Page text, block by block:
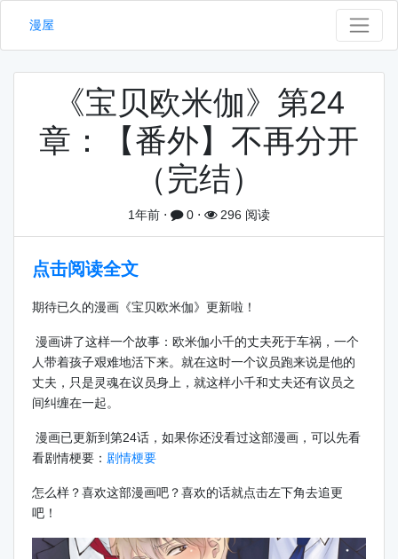
漫屋
《宝贝欧米伽》第24
章：【番外】不再分开
（完结）
1年前 ⋅ 0 ⋅ 296 阅读
点击阅读全文
期待已久的漫画《宝贝欧米伽》更新啦！
漫画讲了这样一个故事：欧米伽小千的丈夫死于车祸，一个
人带着孩子艰难地活下来。就在这时一个议员跑来说是他的
丈夫，只是灵魂在议员身上，就这样小千和丈夫还有议员之
间纠缠在一起。
漫画已更新到第24话，如果你还没看过这部漫画，可以先看
看剧情梗要： 剧情梗要
怎么样？喜欢这部漫画吧？喜欢的话就点击左下角去追更
吧！